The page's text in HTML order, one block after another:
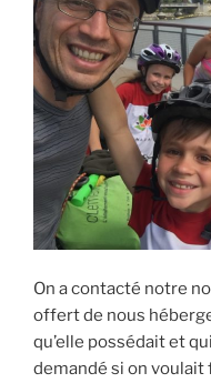
On a contacté notre
offert de nous
qu’elle possédait et
demandé si on voulait